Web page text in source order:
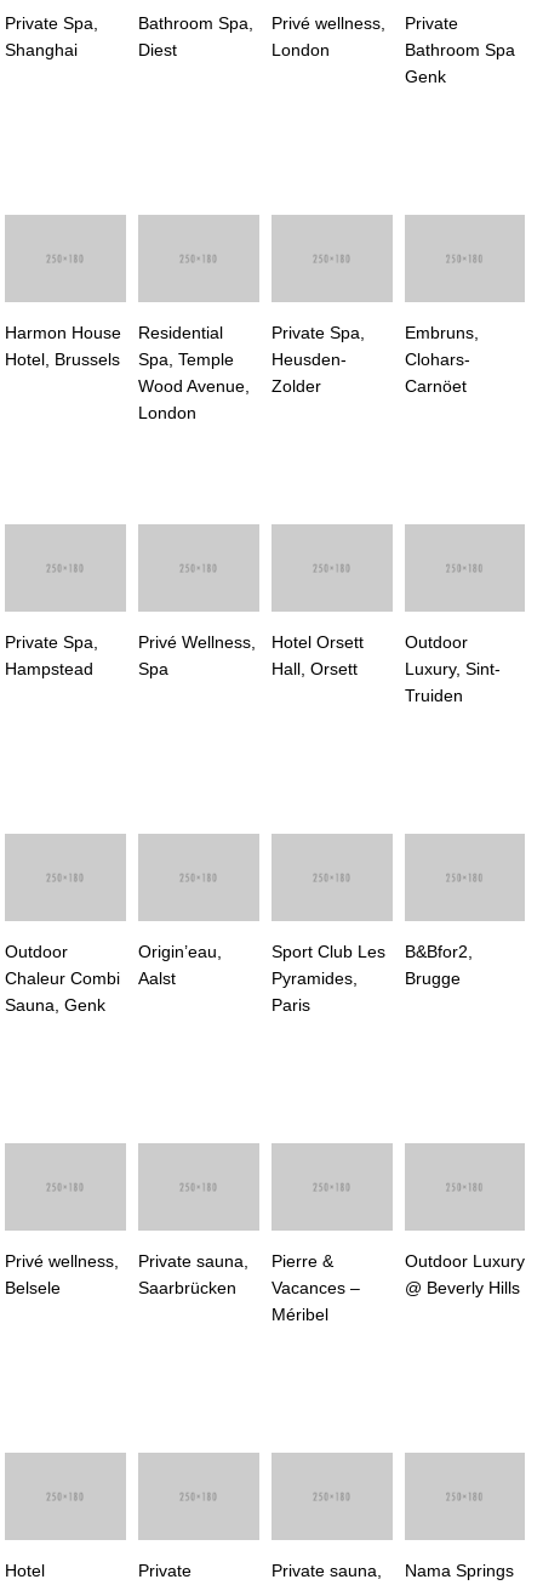
Private Spa,
Shanghai
Bathroom Spa,
Diest
Privé wellness,
London
Private
Bathroom Spa
Genk
Harmon House
Hotel, Brussels
Residential
Spa, Temple
Wood Avenue,
London
Private Spa,
Heusden-
Zolder
Embruns,
Clohars-
Carnöet
Private Spa,
Hampstead
Privé Wellness,
Spa
Hotel Orsett
Hall, Orsett
Outdoor
Luxury, Sint-
Truiden
Outdoor
Chaleur Combi
Sauna, Genk
Origin’eau,
Aalst
Sport Club Les
Pyramides,
Paris
B&Bfor2,
Brugge
Privé wellness,
Belsele
Private sauna,
Saarbrücken
Pierre &
Vacances –
Méribel
Outdoor Luxury
@ Beverly Hills
Hotel
Private
Private sauna,
Nama Springs